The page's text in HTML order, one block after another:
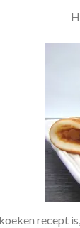
recept